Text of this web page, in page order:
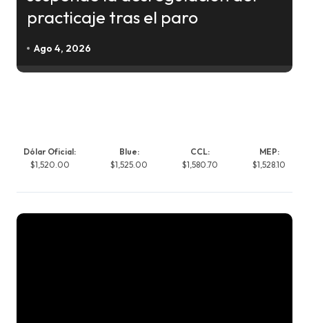
practicaje tras el paro
Ago 4, 2026
Dólar Oficial:
$1,520.00
Blue:
$1,525.00
CCL:
$1,580.70
MEP:
$1,528.10